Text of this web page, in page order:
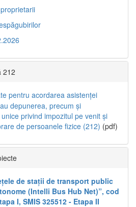
212
pentru acordarea asistenței
depunerea, precum și
privind impozitul pe venit și
de persoanele fizice (212) (pdf)
de stații de transport public
(Intelli Bus Hub Net)”, cod
I, SMIS 325512 - Etapa II